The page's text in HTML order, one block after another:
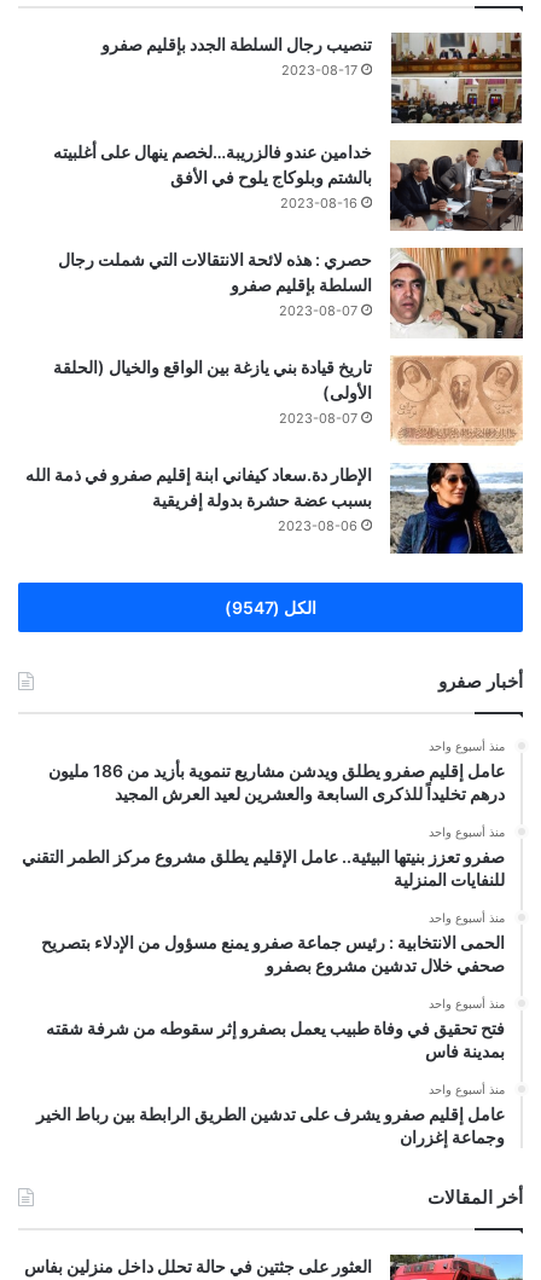
تنصيب رجال السلطة الجدد بإقليم صفرو
2023-08-17
خدامين عندو فالزريبة…لخصم ينهال على أغلبيته
بالشتم وبلوكاج يلوح في الأفق
2023-08-16
حصري : هذه لائحة الانتقالات التي شملت رجال
السلطة بإقليم صفرو
2023-08-07
تاريخ قيادة بني يازغة بين الواقع والخيال (الحلقة
الأولى)
2023-08-07
الإطار دة.سعاد كيفاني ابنة إقليم صفرو في ذمة الله
بسبب عضة حشرة بدولة إفريقية
2023-08-06
الكل (9547)
أخبار صفرو
منذ أسبوع واحد
عامل إقليم صفرو يطلق ويدشن مشاريع تنموية بأزيد من 186 مليون
درهم تخليداً للذكرى السابعة والعشرين لعيد العرش المجيد
منذ أسبوع واحد
صفرو تعزز بنيتها البيئية.. عامل الإقليم يطلق مشروع مركز الطمر التقني
للنفايات المنزلية
منذ أسبوع واحد
الحمى الانتخابية : رئيس جماعة صفرو يمنع مسؤول من الإدلاء بتصريح
صحفي خلال تدشين مشروع بصفرو
منذ أسبوع واحد
فتح تحقيق في وفاة طبيب يعمل بصفرو إثر سقوطه من شرفة شقته
بمدينة فاس
منذ أسبوع واحد
عامل إقليم صفرو يشرف على تدشين الطريق الرابطة بين رباط الخير
وجماعة إغزران
أخر المقالات
العثور على جثتين في حالة تحلل داخل منزلين بفاس